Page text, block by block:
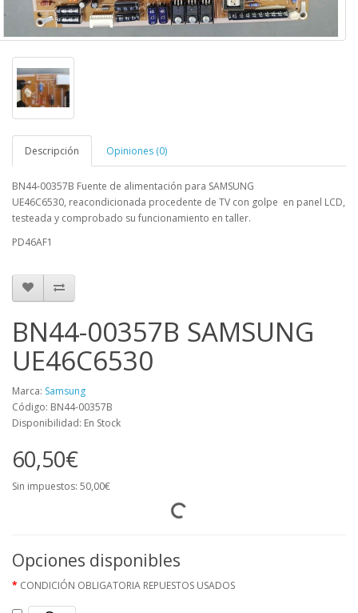
Descripción Opiniones (0)
BN44-00357B Fuente de alimentación para SAMSUNG
UE46C6530, reacondicionada procedente de TV con golpe en panel LCD,
testeada y comprobado su funcionamiento en taller.
PD46AF1
BN44-00357B SAMSUNG
UE46C6530
Marca: Samsung
Código: BN44-00357B
Disponibilidad: En Stock
60,50€
Sin impuestos: 50,00€
Opciones disponibles
CONDICIÓN OBLIGATORIA REPUESTOS USADOS